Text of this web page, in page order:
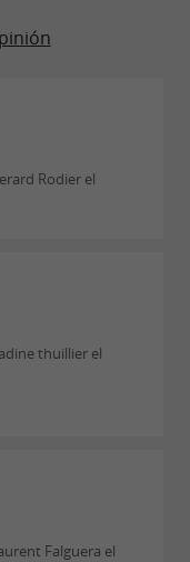
Rodier el
thuillier el
Falguera el